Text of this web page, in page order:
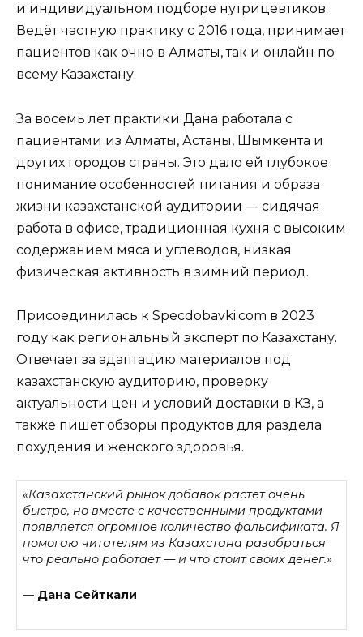
и индивидуальном подборе нутрицевтиков.
Ведёт частную практику с 2016 года, принимает
пациентов как очно в Алматы, так и онлайн по
всему Казахстану.
За восемь лет практики Дана работала с
пациентами из Алматы, Астаны, Шымкента и
других городов страны. Это дало ей глубокое
понимание особенностей питания и образа
жизни казахстанской аудитории — сидячая
работа в офисе, традиционная кухня с высоким
содержанием мяса и углеводов, низкая
физическая активность в зимний период.
Присоединилась к Specdobavki.com в 2023
году как региональный эксперт по Казахстану.
Отвечает за адаптацию материалов под
казахстанскую аудиторию, проверку
актуальности цен и условий доставки в КЗ, а
также пишет обзоры продуктов для раздела
похудения и женского здоровья.
«Казахстанский рынок добавок растёт очень
быстро, но вместе с качественными продуктами
появляется огромное количество фальсификата. Я
помогаю читателям из Казахстана разобраться
что реально работает — и что стоит своих денег.»
— Дана Сейткали